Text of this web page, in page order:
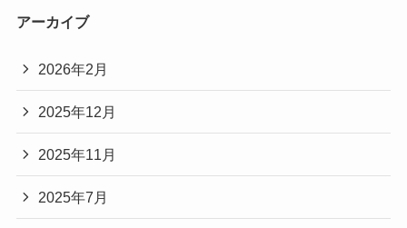
アーカイブ
2026年2月
2025年12月
2025年11月
2025年7月